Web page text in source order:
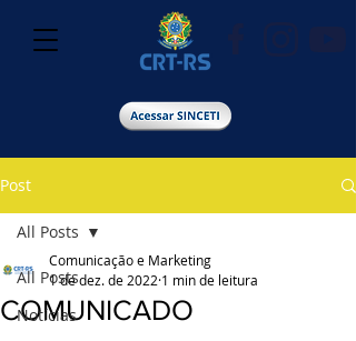
Post
All Posts
Notícias
All Posts
COMUNICADO
Comunicação e Marketing
1 de dez. de 2022 1 min de leitura